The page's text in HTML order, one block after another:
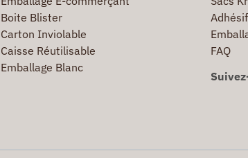
Boite Blister
Carton Inviolable
Caisse Réutilisable
Emballage Blanc
FAQ